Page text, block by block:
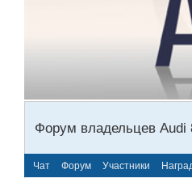
Форум владельцев Audi
Чат Форум Участники